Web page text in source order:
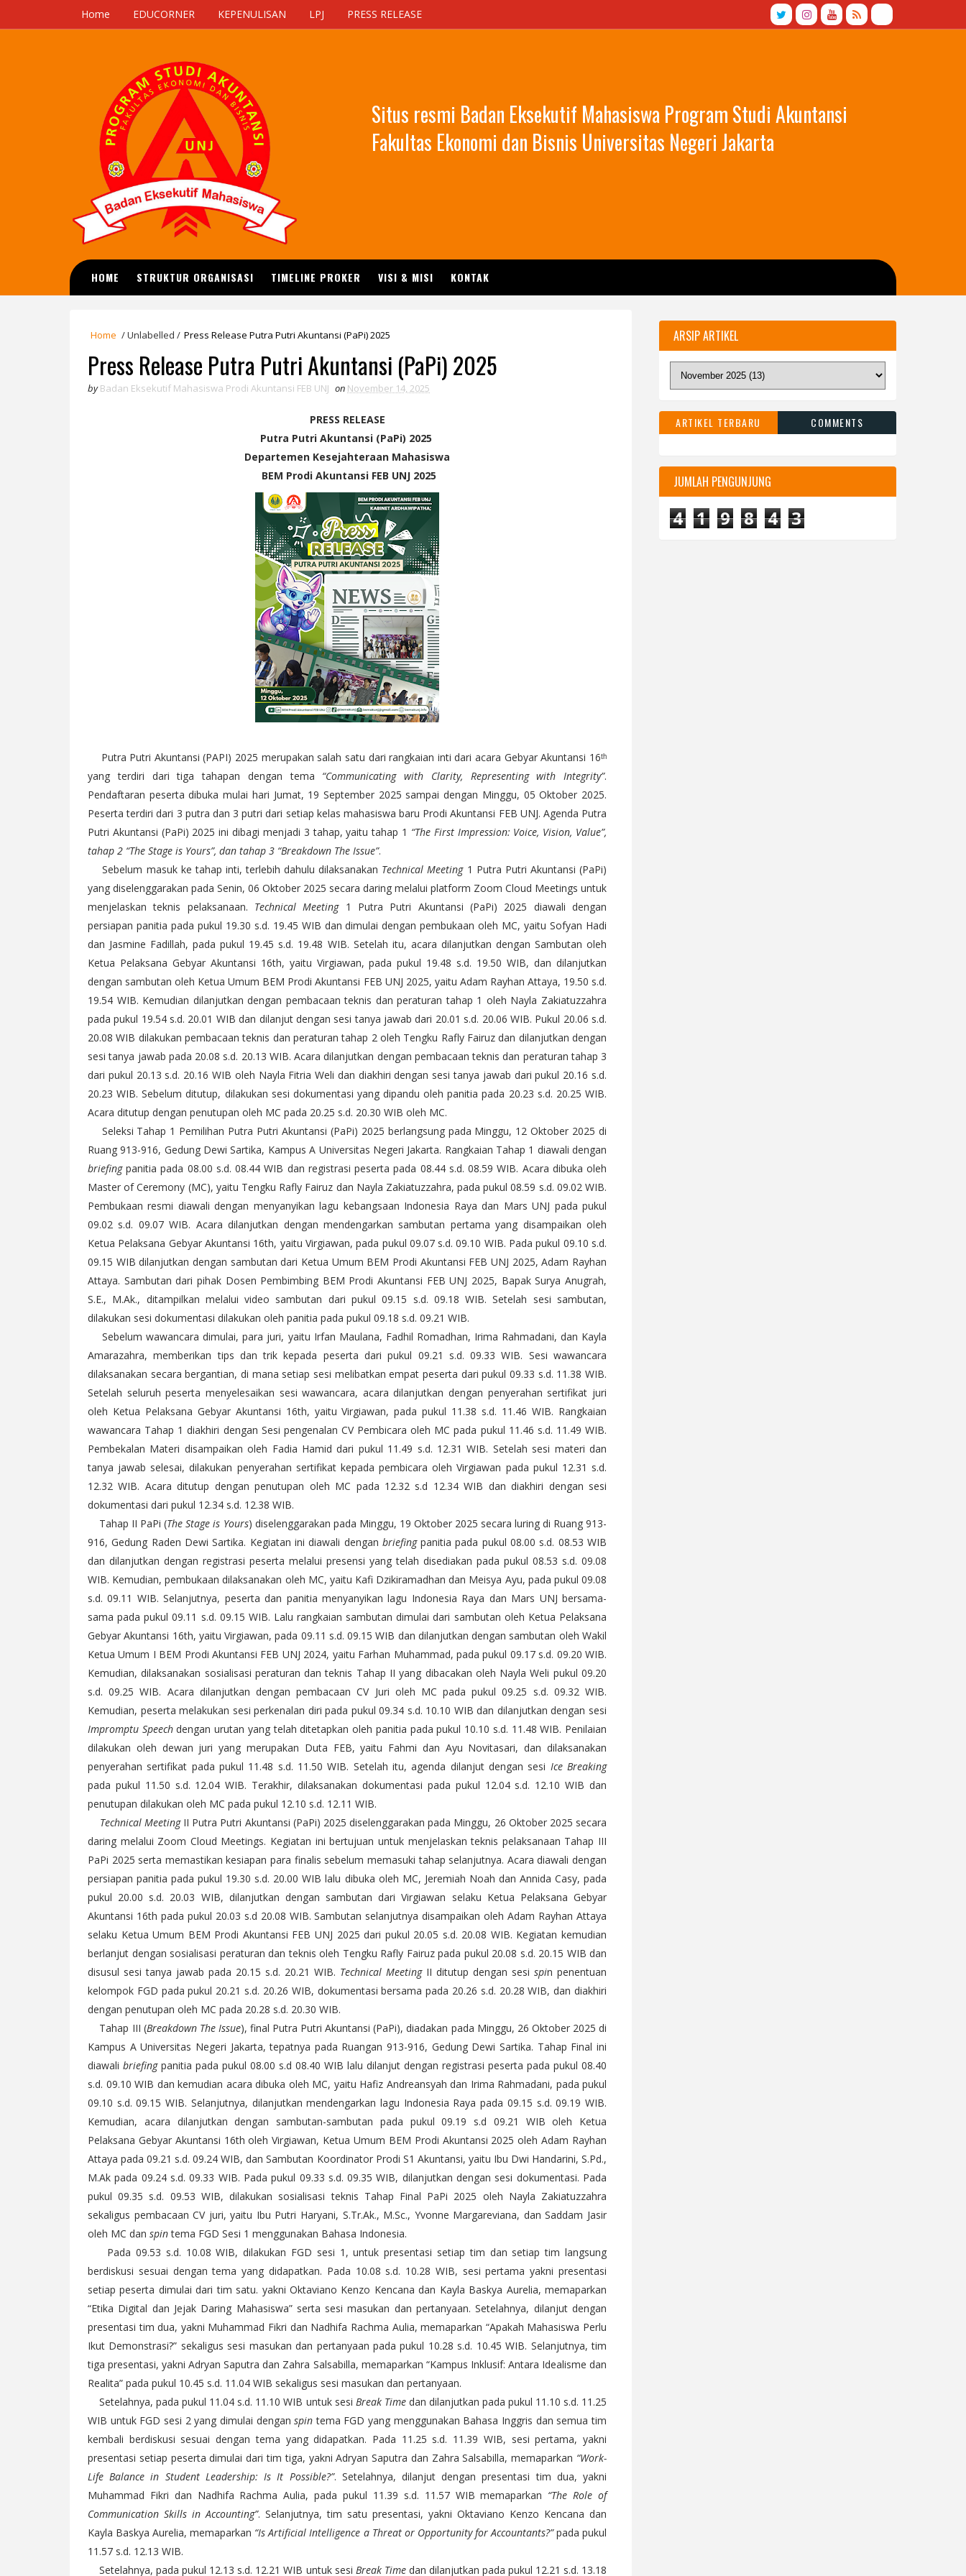
Home EDUCORNER KEPENULISAN LPJ PRESS RELEASE
Situs resmi Badan Eksekutif Mahasiswa Program Studi Akuntansi
Fakultas Ekonomi dan Bisnis Universitas Negeri Jakarta
HOME STRUKTUR ORGANISASI TIMELINE PROKER VISI & MISI KONTAK
Home /Unlabelled / Press Release Putra Putri Akuntansi (PaPi) 2025
Press Release Putra Putri Akuntansi (PaPi) 2025
by Badan Eksekutif Mahasiswa Prodi Akuntansi FEB UNJ on November 14, 2025
PRESS RELEASE
Putra Putri Akuntansi (PaPi) 2025
Departemen Kesejahteraan Mahasiswa
BEM Prodi Akuntansi FEB UNJ 2025
Putra Putri Akuntansi (PAPI) 2025 merupakan salah satu dari rangkaian inti dari acara Gebyar Akuntansi 16ᵗʰ
yang terdiri dari tiga tahapan dengan tema “Communicating with Clarity, Representing with Integrity”.
Pendaftaran peserta dibuka mulai hari Jumat, 19 September 2025 sampai dengan Minggu, 05 Oktober 2025.
Peserta terdiri dari 3 putra dan 3 putri dari setiap kelas mahasiswa baru Prodi Akuntansi FEB UNJ. Agenda Putra
Putri Akuntansi (PaPi) 2025 ini dibagi menjadi 3 tahap, yaitu tahap 1 “The First Impression: Voice, Vision, Value”,
tahap 2 “The Stage is Yours”, dan tahap 3 “Breakdown The Issue”.
Sebelum masuk ke tahap inti, terlebih dahulu dilaksanakan Technical Meeting1 Putra Putri Akuntansi (PaPi)
yang diselenggarakan pada Senin, 06 Oktober 2025 secara daring melalui platform Zoom Cloud Meetings untuk
menjelaskan teknis pelaksanaan. Technical Meeting1 Putra Putri Akuntansi (PaPi) 2025 diawali dengan
persiapan panitia pada pukul 19.30 s.d. 19.45 WIB dan dimulai dengan pembukaan oleh MC, yaitu Sofyan Hadi
dan Jasmine Fadillah, pada pukul 19.45 s.d. 19.48 WIB. Setelah itu, acara dilanjutkan dengan Sambutan oleh
Ketua Pelaksana Gebyar Akuntansi 16th, yaitu Virgiawan, pada pukul 19.48 s.d. 19.50 WIB, dan dilanjutkan
dengan sambutan oleh Ketua Umum BEM Prodi Akuntansi FEB UNJ 2025, yaitu Adam Rayhan Attaya, 19.50 s.d.
19.54 WIB. Kemudian dilanjutkan dengan pembacaan teknis dan peraturan tahap 1 oleh Nayla Zakiatuzzahra
pada pukul 19.54 s.d. 20.01 WIB dan dilanjut dengan sesi tanya jawab dari 20.01 s.d. 20.06 WIB. Pukul 20.06 s.d.
20.08 WIB dilakukan pembacaan teknis dan peraturan tahap 2 oleh Tengku Rafly Fairuz dan dilanjutkan dengan
sesi tanya jawab pada 20.08 s.d. 20.13 WIB. Acara dilanjutkan dengan pembacaan teknis dan peraturan tahap 3
dari pukul 20.13 s.d. 20.16 WIB oleh Nayla Fitria Weli dan diakhiri dengan sesi tanya jawab dari pukul 20.16 s.d.
20.23 WIB. Sebelum ditutup, dilakukan sesi dokumentasi yang dipandu oleh panitia pada 20.23 s.d. 20.25 WIB.
Acara ditutup dengan penutupan oleh MC pada 20.25 s.d. 20.30 WIB oleh MC.
Seleksi Tahap 1 Pemilihan Putra Putri Akuntansi (PaPi) 2025 berlangsung pada Minggu, 12 Oktober 2025 di
Ruang 913-916, Gedung Dewi Sartika, Kampus A Universitas Negeri Jakarta. Rangkaian Tahap 1 diawali dengan
briefingpanitia pada 08.00 s.d. 08.44 WIB dan registrasi peserta pada 08.44 s.d. 08.59 WIB. Acara dibuka oleh
Master of Ceremony (MC), yaitu Tengku Rafly Fairuz dan Nayla Zakiatuzzahra, pada pukul 08.59 s.d. 09.02 WIB.
Pembukaan resmi diawali dengan menyanyikan lagu kebangsaan Indonesia Raya dan Mars UNJ pada pukul
09.02 s.d. 09.07 WIB. Acara dilanjutkan dengan mendengarkan sambutan pertama yang disampaikan oleh
Ketua Pelaksana Gebyar Akuntansi 16th, yaitu Virgiawan, pada pukul 09.07 s.d. 09.10 WIB. Pada pukul 09.10 s.d.
09.15 WIB dilanjutkan dengan sambutan dari Ketua Umum BEM Prodi Akuntansi FEB UNJ 2025, Adam Rayhan
Attaya. Sambutan dari pihak Dosen Pembimbing BEM Prodi Akuntansi FEB UNJ 2025, Bapak Surya Anugrah,
S.E., M.Ak., ditampilkan melalui video sambutan dari pukul 09.15 s.d. 09.18 WIB. Setelah sesi sambutan,
dilakukan sesi dokumentasi dilakukan oleh panitia pada pukul 09.18 s.d. 09.21 WIB.
Sebelum wawancara dimulai, para juri, yaitu Irfan Maulana, Fadhil Romadhan, Irima Rahmadani, dan Kayla
Amarazahra, memberikan tips dan trik kepada peserta dari pukul 09.21 s.d. 09.33 WIB. Sesi wawancara
dilaksanakan secara bergantian, di mana setiap sesi melibatkan empat peserta dari pukul 09.33 s.d. 11.38 WIB.
Setelah seluruh peserta menyelesaikan sesi wawancara, acara dilanjutkan dengan penyerahan sertifikat juri
oleh Ketua Pelaksana Gebyar Akuntansi 16th, yaitu Virgiawan, pada pukul 11.38 s.d. 11.46 WIB. Rangkaian
wawancara Tahap 1 diakhiri dengan Sesi pengenalan CV Pembicara oleh MC pada pukul 11.46 s.d. 11.49 WIB.
Pembekalan Materi disampaikan oleh Fadia Hamid dari pukul 11.49 s.d. 12.31 WIB. Setelah sesi materi dan
tanya jawab selesai, dilakukan penyerahan sertifikat kepada pembicara oleh Virgiawan pada pukul 12.31 s.d.
12.32 WIB. Acara ditutup dengan penutupan oleh MC pada 12.32 s.d 12.34 WIB dan diakhiri dengan sesi
dokumentasi dari pukul 12.34 s.d. 12.38 WIB.
Tahap II PaPi (The Stage is Yours) diselenggarakan pada Minggu, 19 Oktober 2025 secara luring di Ruang 913-
916, Gedung Raden Dewi Sartika. Kegiatan ini diawali dengan briefingpanitia pada pukul 08.00 s.d. 08.53 WIB
dan dilanjutkan dengan registrasi peserta melalui presensi yang telah disediakan pada pukul 08.53 s.d. 09.08
WIB. Kemudian, pembukaan dilaksanakan oleh MC, yaitu Kafi Dzikiramadhan dan Meisya Ayu, pada pukul 09.08
s.d. 09.11 WIB. Selanjutnya, peserta dan panitia menyanyikan lagu Indonesia Raya dan Mars UNJ bersama-
sama pada pukul 09.11 s.d. 09.15 WIB. Lalu rangkaian sambutan dimulai dari sambutan oleh Ketua Pelaksana
Gebyar Akuntansi 16th, yaitu Virgiawan, pada 09.11 s.d. 09.15 WIB dan dilanjutkan dengan sambutan oleh Wakil
Ketua Umum I BEM Prodi Akuntansi FEB UNJ 2024, yaitu Farhan Muhammad, pada pukul 09.17 s.d. 09.20 WIB.
Kemudian, dilaksanakan sosialisasi peraturan dan teknis Tahap II yang dibacakan oleh Nayla Weli pukul 09.20
s.d. 09.25 WIB. Acara dilanjutkan dengan pembacaan CV Juri oleh MC pada pukul 09.25 s.d. 09.32 WIB.
Kemudian, peserta melakukan sesi perkenalan diri pada pukul 09.34 s.d. 10.10 WIB dan dilanjutkan dengan sesi
Impromptu Speechdengan urutan yang telah ditetapkan oleh panitia pada pukul 10.10 s.d. 11.48 WIB. Penilaian
dilakukan oleh dewan juri yang merupakan Duta FEB, yaitu Fahmi dan Ayu Novitasari, dan dilaksanakan
penyerahan sertifikat pada pukul 11.48 s.d. 11.50 WIB. Setelah itu, agenda dilanjut dengan sesi Ice Breaking
pada pukul 11.50 s.d. 12.04 WIB. Terakhir, dilaksanakan dokumentasi pada pukul 12.04 s.d. 12.10 WIB dan
penutupan dilakukan oleh MC pada pukul 12.10 s.d. 12.11 WIB.
Technical MeetingII Putra Putri Akuntansi (PaPi) 2025 diselenggarakan pada Minggu, 26 Oktober 2025 secara
daring melalui Zoom Cloud Meetings. Kegiatan ini bertujuan untuk menjelaskan teknis pelaksanaan Tahap III
PaPi 2025 serta memastikan kesiapan para finalis sebelum memasuki tahap selanjutnya. Acara diawali dengan
persiapan panitia pada pukul 19.30 s.d. 20.00 WIB lalu dibuka oleh MC, Jeremiah Noah dan Annida Casy, pada
pukul 20.00 s.d. 20.03 WIB, dilanjutkan dengan sambutan dari Virgiawan selaku Ketua Pelaksana Gebyar
Akuntansi 16th pada pukul 20.03 s.d 20.08 WIB. Sambutan selanjutnya disampaikan oleh Adam Rayhan Attaya
selaku Ketua Umum BEM Prodi Akuntansi FEB UNJ 2025 dari pukul 20.05 s.d. 20.08 WIB. Kegiatan kemudian
berlanjut dengan sosialisasi peraturan dan teknis oleh Tengku Rafly Fairuz pada pukul 20.08 s.d. 20.15 WIB dan
disusul sesi tanya jawab pada 20.15 s.d. 20.21 WIB. Technical MeetingII ditutup dengan sesi spin penentuan
kelompok FGD pada pukul 20.21 s.d. 20.26 WIB, dokumentasi bersama pada 20.26 s.d. 20.28 WIB, dan diakhiri
dengan penutupan oleh MC pada 20.28 s.d. 20.30 WIB.
Tahap III (Breakdown The Issue), final Putra Putri Akuntansi (PaPi), diadakan pada Minggu, 26 Oktober 2025 di
Kampus A Universitas Negeri Jakarta, tepatnya pada Ruangan 913-916, Gedung Dewi Sartika. Tahap Final ini
diawali briefingpanitia pada pukul 08.00 s.d 08.40 WIB lalu dilanjut dengan registrasi peserta pada pukul 08.40
s.d. 09.10 WIB dan kemudian acara dibuka oleh MC, yaitu Hafiz Andreansyah dan Irima Rahmadani, pada pukul
09.10 s.d. 09.15 WIB. Selanjutnya, dilanjutkan mendengarkan lagu Indonesia Raya pada 09.15 s.d. 09.19 WIB.
Kemudian, acara dilanjutkan dengan sambutan-sambutan pada pukul 09.19 s.d 09.21 WIB oleh Ketua
Pelaksana Gebyar Akuntansi 16th oleh Virgiawan, Ketua Umum BEM Prodi Akuntansi 2025 oleh Adam Rayhan
Attaya pada 09.21 s.d. 09.24 WIB, dan Sambutan Koordinator Prodi S1 Akuntansi, yaitu Ibu Dwi Handarini, S.Pd.,
M.Ak pada 09.24 s.d. 09.33 WIB. Pada pukul 09.33 s.d. 09.35 WIB, dilanjutkan dengan sesi dokumentasi. Pada
pukul 09.35 s.d. 09.53 WIB, dilakukan sosialisasi teknis Tahap Final PaPi 2025 oleh Nayla Zakiatuzzahra
sekaligus pembacaan CV juri, yaitu Ibu Putri Haryani, S.Tr.Ak., M.Sc., Yvonne Margareviana, dan Saddam Jasir
oleh MC dan spintema FGD Sesi 1 menggunakan Bahasa Indonesia.
Pada 09.53 s.d. 10.08 WIB, dilakukan FGD sesi 1, untuk presentasi setiap tim dan setiap tim langsung
berdiskusi sesuai dengan tema yang didapatkan. Pada 10.08 s.d. 10.28 WIB, sesi pertama yakni presentasi
setiap peserta dimulai dari tim satu. yakni Oktaviano Kenzo Kencana dan Kayla Baskya Aurelia, memaparkan
“Etika Digital dan Jejak Daring Mahasiswa” serta sesi masukan dan pertanyaan. Setelahnya, dilanjut dengan
presentasi tim dua, yakni Muhammad Fikri dan Nadhifa Rachma Aulia, memaparkan “Apakah Mahasiswa Perlu
Ikut Demonstrasi?” sekaligus sesi masukan dan pertanyaan pada pukul 10.28 s.d. 10.45 WIB. Selanjutnya, tim
tiga presentasi, yakni Adryan Saputra dan Zahra Salsabilla, memaparkan “Kampus Inklusif: Antara Idealisme dan
Realita” pada pukul 10.45 s.d. 11.04 WIB sekaligus sesi masukan dan pertanyaan.
Setelahnya, pada pukul 11.04 s.d. 11.10 WIB untuk sesi Break Timedan dilanjutkan pada pukul 11.10 s.d. 11.25
WIB untuk FGD sesi 2 yang dimulai denganspintema FGD yang menggunakan Bahasa Inggris dan semua tim
kembali berdiskusi sesuai dengan tema yang didapatkan. Pada 11.25 s.d. 11.39 WIB, sesi pertama, yakni
presentasi setiap peserta dimulai dari tim tiga, yakni Adryan Saputra dan Zahra Salsabilla, memaparkan “Work-
Life Balance in Student Leadership: Is It Possible?”. Setelahnya, dilanjut dengan presentasi tim dua, yakni
Muhammad Fikri dan Nadhifa Rachma Aulia, pada pukul 11.39 s.d. 11.57 WIB memaparkan “The Role of
Communication Skills in Accounting”. Selanjutnya, tim satu presentasi, yakni Oktaviano Kenzo Kencana dan
Kayla Baskya Aurelia, memaparkan “Is Artificial Intelligence a Threat or Opportunity for Accountants?”pada pukul
11.57 s.d. 12.13 WIB.
Setelahnya, pada pukul 12.13 s.d. 12.21 WIB untuk sesi Break Timedan dilanjutkan pada pukul 12.21 s.d. 13.18
ARSIP ARTIKEL
ARTIKEL TERBARU COMMENTS
JUMLAH PENGUNJUNG
4 1 9 8 4 3